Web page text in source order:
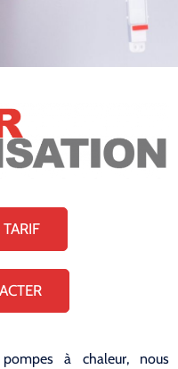
à chaleur, nous